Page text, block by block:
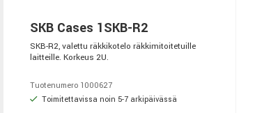
SKB Cases 1SKB-R2
SKB-R2, valettu räkkikotelo räkkimitoitetuille
laitteille. Korkeus 2U.
Tuotenumero 1000627
Toimitettavissa noin 5-7 arkipäivässä